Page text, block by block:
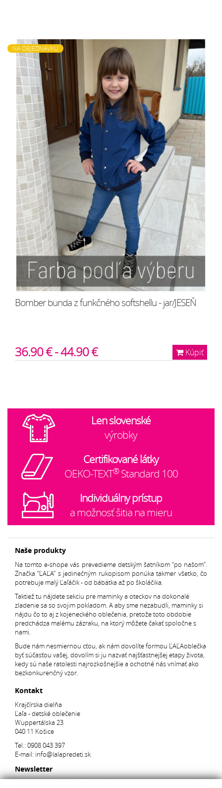
NA OBJEDNÁVKU
Bomber bunda z funkčného softshellu - jar/JESEŇ
Kúpiť
36.90 € - 44.90 €
Len slovenské
výrobky
Certifikované látky
OEKO-TEXT®Standard 100
Individuálny prístup
a možnosť šitia na mieru
Naše produkty
Na tomto e-shope vás prevedieme detským šatníkom “po našom”.
Značka “ĽAĽA” s jedinečným rukopisom ponúka takmer všetko, čo
potrebuje malý Ľaľáčik - od bábätka až po školáčika.
Taktiež tu nájdete sekciu pre maminky a oteckov na dokonalé
zladenie sa so svojim pokladom. A aby sme nezabudli, maminky si
nájdu čo to aj z kojeneckého oblečenia, pretože toto obdobie
predchádza malému zázraku, na ktorý môžete čakať spoločne s
nami.
Bude nám nesmiernou cťou, ak nám dovolíte formou ĽAĽAoblečka
byť súčasťou vašej, dovolím si ju nazvať najšťastnejšej etapy života,
kedy sú naše ratolesti najrozkošnejšie a ochotné nás vnímať ako
bezkonkurenčný vzor.
Kontakt
Krajčírska dielňa
Ľaľa - detské oblečenie
Wuppertálska 23
040 11 Košice
Tel.: 0908 043 397
E-mail: info@lalapredeti.sk
Newsletter